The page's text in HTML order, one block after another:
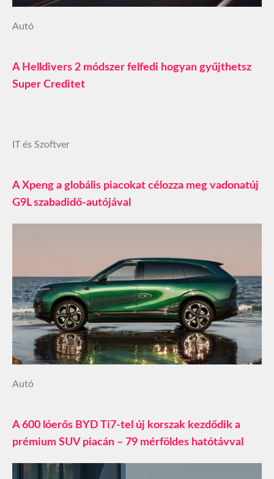
Autó
A Helldivers 2 módszer felfedi hogyan gyűjthetsz
Super Creditet
IT és Szoftver
A Xpeng a globális piacokat célozza meg vadonatúj
G9L szabadidő-autójával
Autó
A 600 lóerős BYD Ti7-tel új korszak kezdődik a
prémium SUV piacán – 79 mérföldes hatótávval